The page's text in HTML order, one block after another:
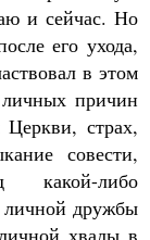
и сейчас. Но
его ухода,
в этом
причин
страх,
совести,
какой-либо
личной дружбы
хвалы в